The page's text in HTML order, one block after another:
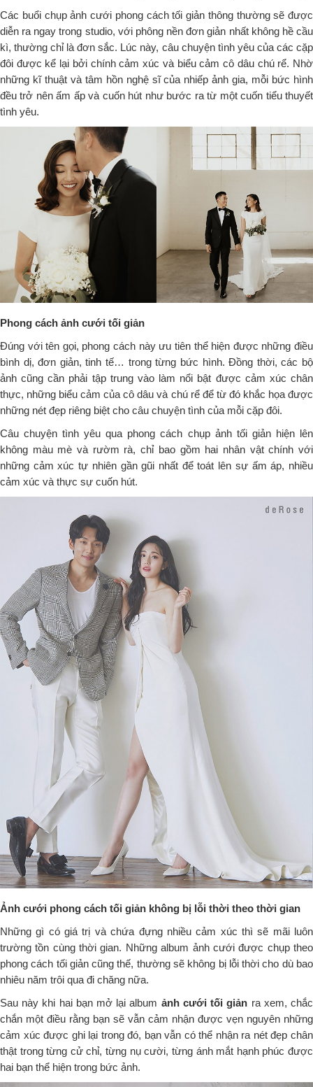
Các buổi chụp ảnh cưới phong cách tối giản thông thường sẽ được
diễn ra ngay trong studio, với phông nền đơn giản nhất không hề cầu
kì, thường chỉ là đơn sắc. Lúc này, câu chuyện tình yêu của các cặp
đôi được kể lại bởi chính cảm xúc và biểu cảm cô dâu chú rể. Nhờ
những kĩ thuật và tâm hồn nghệ sĩ của nhiếp ảnh gia, mỗi bức hình
đều trở nên ấm ấp và cuốn hút như bước ra từ một cuốn tiểu thuyết
tình yêu.
Phong cách ảnh cưới tối giản
Đúng với tên gọi, phong cách này ưu tiên thể hiện được những điều
bình dị, đơn giản, tinh tế… trong từng bức hình. Đồng thời, các bộ
ảnh cũng cần phải tập trung vào làm nổi bật được cảm xúc chân
thực, những biểu cảm của cô dâu và chú rể để từ đó khắc họa được
những nét đẹp riêng biệt cho câu chuyện tình của mỗi cặp đôi.
Câu chuyện tình yêu qua phong cách chụp ảnh tối giản hiện lên
không màu mè và rườm rà, chỉ bao gồm hai nhân vật chính với
những cảm xúc tự nhiên gần gũi nhất để toát lên sự ấm áp, nhiều
cảm xúc và thực sự cuốn hút.
Ảnh cưới phong cách tối giản không bị lỗi thời theo thời gian
Những gì có giá trị và chứa đựng nhiều cảm xúc thì sẽ mãi luôn
trường tồn cùng thời gian. Những album ảnh cưới được chụp theo
phong cách tối giản cũng thế, thường sẽ không bị lỗi thời cho dù bao
nhiêu năm trôi qua đi chăng nữa.
Sau này khi hai bạn mở lại album ảnh cưới tối giản ra xem, chắc
chắn một điều rằng bạn sẽ vẫn cảm nhận được vẹn nguyên những
cảm xúc được ghi lại trong đó, bạn vẫn có thể nhận ra nét đẹp chân
thật trong từng cử chỉ, từng nụ cười, từng ánh mắt hạnh phúc được
hai bạn thể hiện trong bức ảnh.